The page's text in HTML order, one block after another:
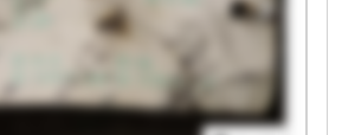
GmbH TDM Druck & Medien